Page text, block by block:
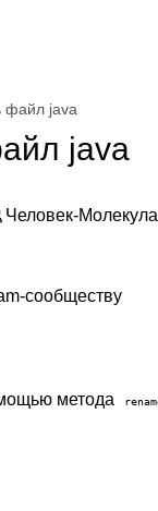
файл java
java
Человек-Молекула
сообществу
метода